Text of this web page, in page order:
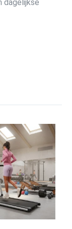
dagelijkse